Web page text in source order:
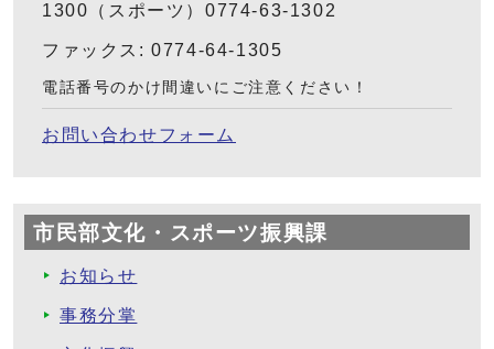
1300（スポーツ）0774-63-1302
ファックス: 0774-64-1305
電話番号のかけ間違いにご注意ください！
お問い合わせフォーム
市民部文化・スポーツ振興課
お知らせ
事務分掌